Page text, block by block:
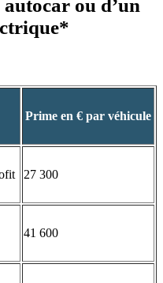
ou d’un
Prime en € par véhicule
27 300
41 600